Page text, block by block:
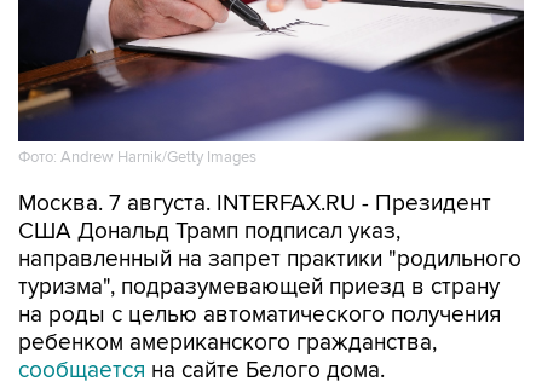
Фото: Andrew Harnik/Getty Images
Москва. 7 августа. INTERFAX.RU - Президент
США Дональд Трамп подписал указ,
направленный на запрет практики "родильного
туризма", подразумевающей приезд в страну
на роды с целью автоматического получения
ребенком американского гражданства,
сообщается на сайте Белого дома.